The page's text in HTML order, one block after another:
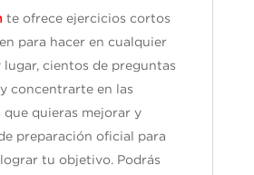
te ofrece ejercicios cortos
para hacer en cualquier
lugar, cientos de preguntas
concentrarte en las
que quieras mejorar y
preparación oficial para
tu objetivo. Podrás